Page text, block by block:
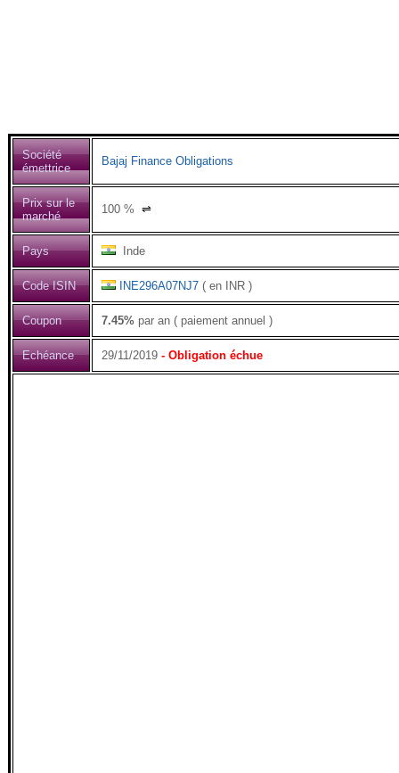
Société
émettrice
Bajaj Finance Obligations
Prix sur le
marché
100 % ⇌
Pays Inde
Code ISIN INE296A07NJ7 ( en INR )
Coupon 7.45% par an ( paiement annuel )
Echéance 29/11/2019 - Obligation échue